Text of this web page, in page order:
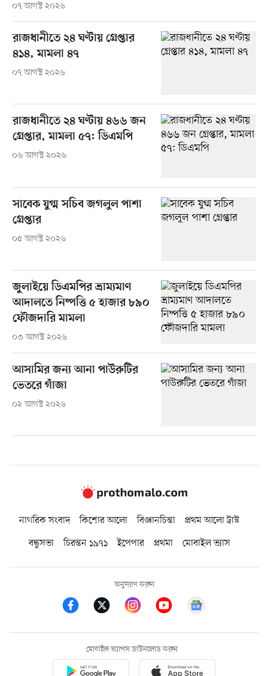
০৭ আগস্ট ২০২৬
রাজধানীতে ২৪ ঘণ্টায় গ্রেপ্তার
৪১৪, মামলা ৪৭
০৭ আগস্ট ২০২৬
রাজধানীতে ২৪ ঘণ্টায় ৪৬৬ জন
গ্রেপ্তার, মামলা ৫৭: ডিএমপি
০৬ আগস্ট ২০২৬
সাবেক যুগ্ম সচিব জগলুল পাশা
গ্রেপ্তার
০৫ আগস্ট ২০২৬
জুলাইয়ে ডিএমপির ভ্রাম্যমাণ
আদালতে নিষ্পত্তি ৫ হাজার ৮৯০
ফৌজদারি মামলা
০৩ আগস্ট ২০২৬
আসামির জন্য আনা পাউরুটির
ভেতরে গাঁজা
০২ আগস্ট ২০২৬
নাগরিক সংবাদ কিশোর আলো বিজ্ঞানচিন্তা
প্রথম আলো ট্রাস্ট
বন্ধুসভা
চিরন্তন ১৯৭১ ইপেপার প্রথমা মোবাইল ভ্যাস
অনুসরণ করুন
মোবাইল অ্যাপস ডাউনলোড করুন